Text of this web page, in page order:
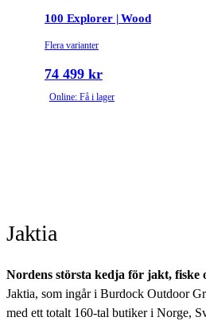
100 Explorer | Wood
Flera varianter
74 499 kr
Online: Få i lager
Jaktia
Nordens största kedja för jakt, fiske
Jaktia, som ingår i Burdock Outdoor
med ett totalt 160-tal butiker i Norge,